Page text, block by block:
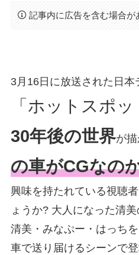
記事内に広告を含む場合が
3月16日に放送された日本
「ホットスポッ
30年後の世界が
の車がCGなの
興味を持たれている視聴
ょうか? 大人になった清
清美・みなぷー・はっち
車で送り届けるシーンで